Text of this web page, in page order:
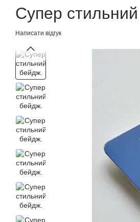
Супер
Написати відгук